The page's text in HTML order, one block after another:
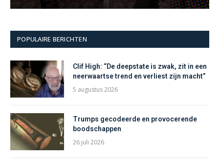
POPULAIRE BERICHTEN
Clif High: “De deepstate is zwak, zit in een
neerwaartse trend en verliest zijn macht”
5 augustus 2026
Trumps gecodeerde en provocerende
boodschappen
26 juli 2026